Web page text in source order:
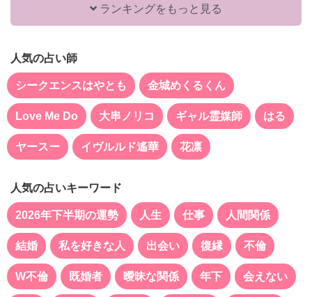
ランキングをもっと見る
人気の占い師
シークエンスはやとも 金城めくるくん
Love Me Do 大串ノリコ ギャル霊媒師 はる
ヤースー イヴルルド遙華 花凛
人気の占いキーワード
2026年下半期の運勢 人生 仕事 人間関係
結婚 私を好きな人 出会い 復縁 不倫
W不倫 既婚者 曖昧な関係 年下 会えない